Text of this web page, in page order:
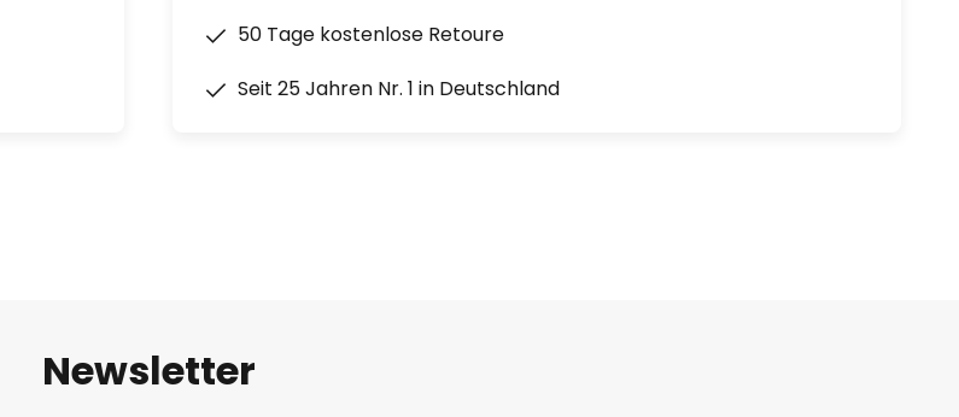
50 Tage kostenlose Retoure
Seit 25 Jahren Nr. 1 in Deutschland
Newsletter